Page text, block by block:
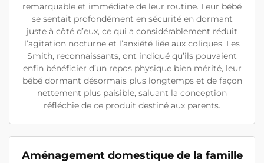
remarquable et immédiate de leur routine. Leur bébé
se sentait profondément en sécurité en dormant
juste à côté d’eux, ce qui a considérablement réduit
l’agitation nocturne et l’anxiété liée aux coliques. Les
Smith, reconnaissants, ont indiqué qu’ils pouvaient
enfin bénéficier d’un repos physique bien mérité, leur
bébé dormant désormais plus longtemps et de façon
nettement plus paisible, saluant la conception
réfléchie de ce produit destiné aux parents.
Aménagement domestique de la famille